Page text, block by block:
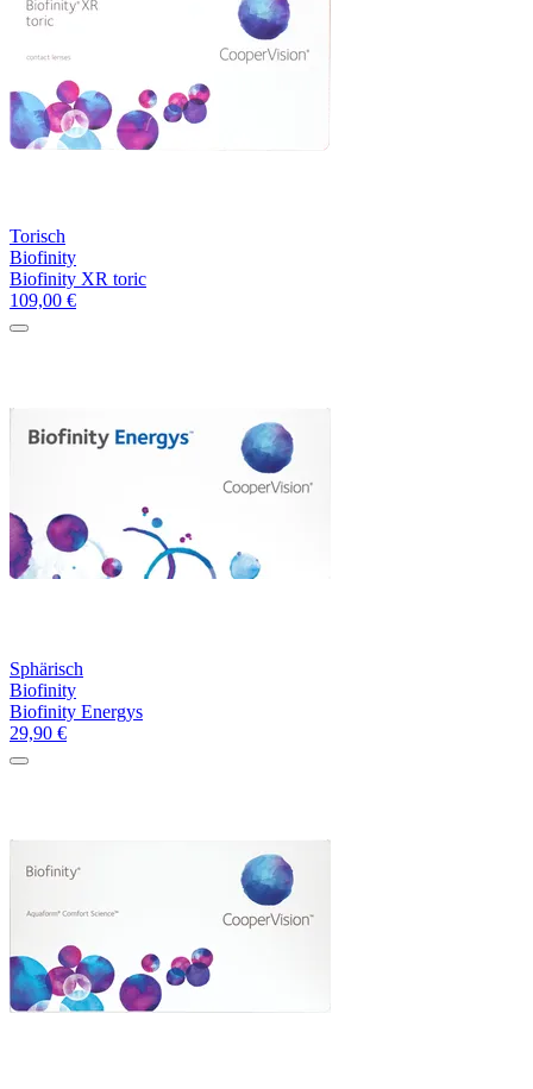
Torisch
Biofinity
Biofinity XR toric
109,00 €
Sphärisch
Biofinity
Biofinity Energys
29,90 €